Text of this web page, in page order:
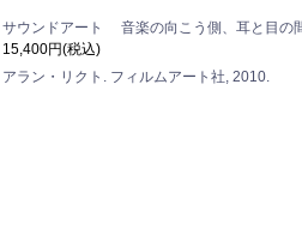
サウンドアート 音楽の向こう側、耳と目の
15,400円(税込)
アラン・リクト. フィルムアート社, 2010.